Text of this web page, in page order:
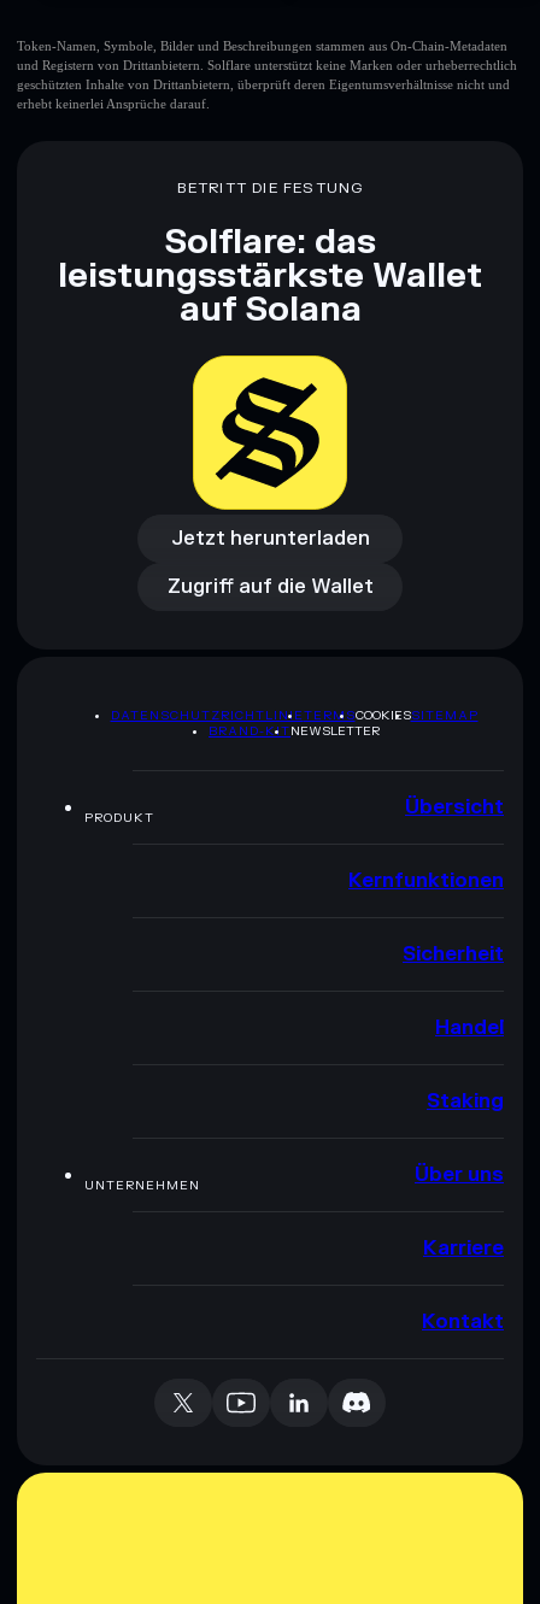
Token-Namen, Symbole, Bilder und Beschreibungen stammen aus On-Chain-Metadaten
und Registern von Drittanbietern. Solflare unterstützt keine Marken oder urheberrechtlich
geschützten Inhalte von Drittanbietern, überprüft deren Eigentumsverhältnisse nicht und
erhebt keinerlei Ansprüche darauf.
BETRITT DIE FESTUNG
Solflare: das
leistungsstärkste Wallet
auf Solana
Jetzt herunterladen
Jetzt herunterladen
Zugriff auf die Wallet
Zugriff auf die Wallet
DATENSCHUTZRICHTLINIETERMSCOOKIESSITEMAP
BRAND-KITNEWSLETTER
PRODUKT Übersicht
Kernfunktionen
Sicherheit
Handel
Staking
UNTERNEHMEN Über uns
Karriere
Kontakt